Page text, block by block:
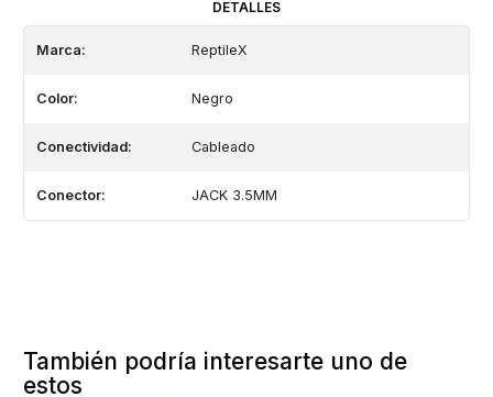
DETALLES
Marca: ReptileX
Color: Negro
Conectividad: Cableado
Conector: JACK 3.5MM
También podría interesarte uno de
estos